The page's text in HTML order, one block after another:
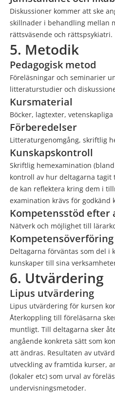
Diskussioner kommer att ske
skillnader i behandling mellan
rättsväsende och rättspsykiatri.
5. Metodik
Pedagogisk metod
Föreläsningar och seminarier
litteraturstudier och
Kursmaterial
Böcker, lagtexter,
Förberedelser
Litteraturgenomgång, skriftlig
Kunskapskontroll
Skriftlig hemexamination
kontroll av hur deltagarna tagit
de kan reflektera kring dem i
examination krävs för godkänd
Kompetensstöd efter
Nätverk och möjlighet till
Kompetensöverföring
Deltagarna förväntas som del i
kunskaper till sina
6. Utvärdering
Lipus utvärdering
Lipus utvärdering för kursen
Återkoppling till föreläsarna
muntligt. Till deltagarna sker
angående konkreta sätt som
att ändras. Resultaten av
utveckling av framtida kurser,
(lokaler etc) som urval av
undervisningsmetoder.